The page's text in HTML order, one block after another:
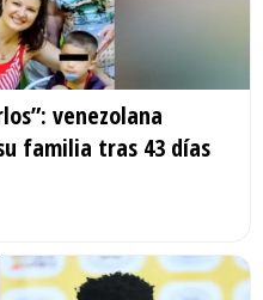
venezolana
familia tras 43 días